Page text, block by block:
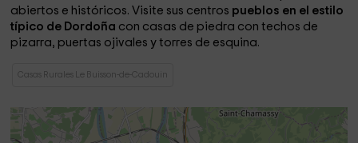
abiertos e históricos. Visite sus centros pueblos en el estilo
típico de Dordoña con casas de piedra con techos de
pizarra, puertas ojivales y torres de esquina.
Casas Rurales Le Buisson-de-Cadouin